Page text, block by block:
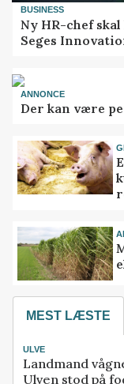
BUSINESS
Ny HR-chef
Seges
ANNONCE
Der kan være
MEST LÆSTE
ULVE
Landmand
Ulven stod på